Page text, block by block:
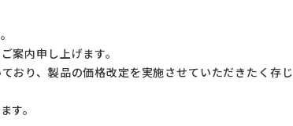
案内申し上げます。
おり、製品の価格改定を実施させていただきたく存じ
す。